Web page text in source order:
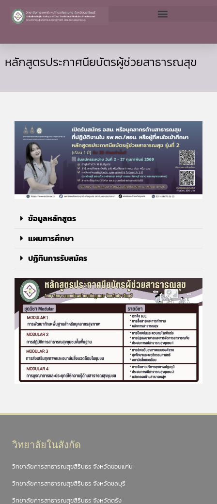
หลักสูตรประกาศนียบัตรผู้ช่วยสาธารณสุข
ข้อมูลหลักสูตร
แผนการศึกษา
ปฏิทินการรับสมัคร
วิทยาลัยในสังกัด
วิทยาลัยการสาธารณสุขสิรินธร จังหวัดขอนแก่น
วิทยาลัยการสาธารณสุขสิรินธร จังหวัดชลบุรี
วิทยาลัยการสาธารณสุขสิรินธร จังหวัดตรัง